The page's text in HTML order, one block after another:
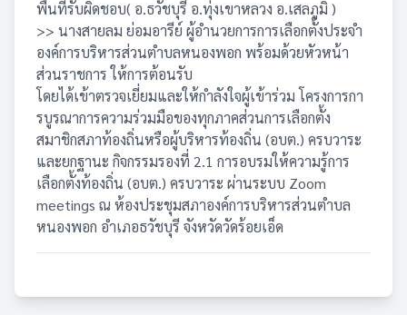
พื้นที่รับผิดชอบ( อ.ธวัชบุรี อ.ทุ่งเขาหลวง อ.เสลภูมิ )
>> นางสายลม ย่อมอารีย์ ผู้อำนวยการการเลือกตั้งประจำ
องค์การบริหารส่วนตำบลหนองพอก พร้อมด้วยหัวหน้า
ส่วนราชการ ให้การต้อนรับ
โดยได้เข้าตรวจเยี่ยมและให้กำลังใจผู้เข้าร่วม โครงการกา
รบูรณาการความร่วมมือของทุกภาคส่วนการเลือกตั้ง
สมาชิกสภาท้องถิ่นหรือผู้บริหารท้องถิ่น (อบต.) ครบวาระ
และยกฐานะ กิจกรรมรองที่ 2.1 การอบรมให้ความรู้การ
เลือกตั้งท้องถิ่น (อบต.) ครบวาระ ผ่านระบบ Zoom
meetings ณ ห้องประชุมสภาองค์การบริหารส่วนตำบล
หนองพอก อำเภอธวัชบุรี จังหวัดวัดร้อยเอ็ด